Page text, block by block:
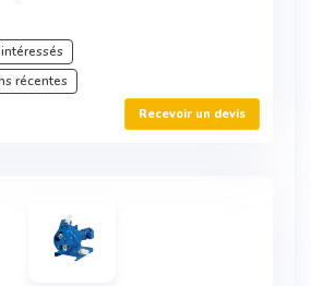
récentes
Recevoir un devis